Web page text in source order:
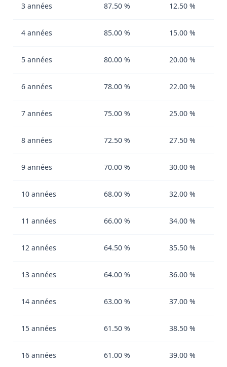
3 années 87.50 % 12.50 %
4 années 85.00 % 15.00 %
5 années 80.00 % 20.00 %
6 années 78.00 % 22.00 %
7 années 75.00 % 25.00 %
8 années 72.50 % 27.50 %
9 années 70.00 % 30.00 %
10 années 68.00 % 32.00 %
11 années 66.00 % 34.00 %
12 années 64.50 % 35.50 %
13 années 64.00 % 36.00 %
14 années 63.00 % 37.00 %
15 années 61.50 % 38.50 %
16 années 61.00 % 39.00 %